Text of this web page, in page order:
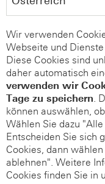
Wir verwenden
Webseite und
Diese Cookies sind
daher automatisch
verwenden wir
Tage zu speichern.
können auswählen,
Wählen Sie dazu
Entscheiden Sie sich
Cookies, dann
ablehnen". Weitere
Cookies finden Sie in